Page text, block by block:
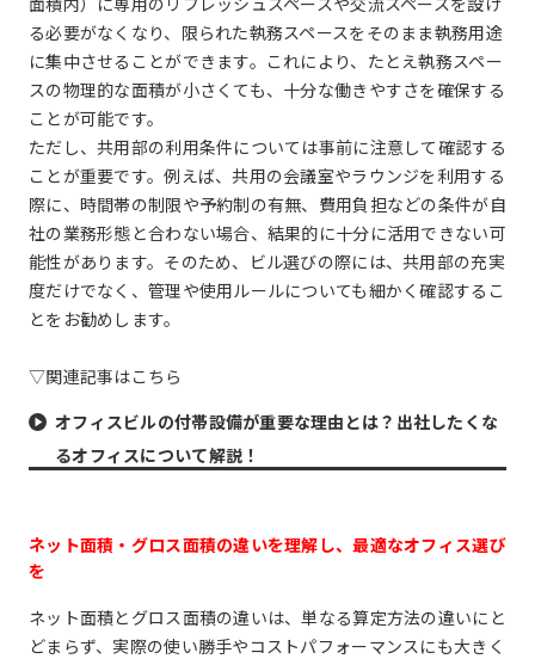
る必要がなくなり、限られた執務スペースをそのまま執務用途
に集中させることができます。これにより、たとえ執務スペー
スの物理的な面積が小さくても、十分な働きやすさを確保する
ことが可能です。
ただし、共用部の利用条件については事前に注意して確認する
ことが重要です。例えば、共用の会議室やラウンジを利用する
際に、時間帯の制限や予約制の有無、費用負担などの条件が自
社の業務形態と合わない場合、結果的に十分に活用できない可
能性があります。そのため、ビル選びの際には、共用部の充実
度だけでなく、管理や使用ルールについても細かく確認するこ
とをお勧めします。
▽関連記事はこちら
オフィスビルの付帯設備が重要な理由とは？出社したくな
るオフィスについて解説！
ネット面積・グロス面積の違いを理解し、最適なオフィス選び
を
ネット面積とグロス面積の違いは、単なる算定方法の違いにと
どまらず、実際の使い勝手やコストパフォーマンスにも大きく